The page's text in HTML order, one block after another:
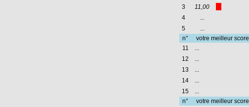
3
11,00
4
...
5
...
n°
votre meilleur score
11
...
12
...
13
...
14
...
15
...
n°
votre meilleur score